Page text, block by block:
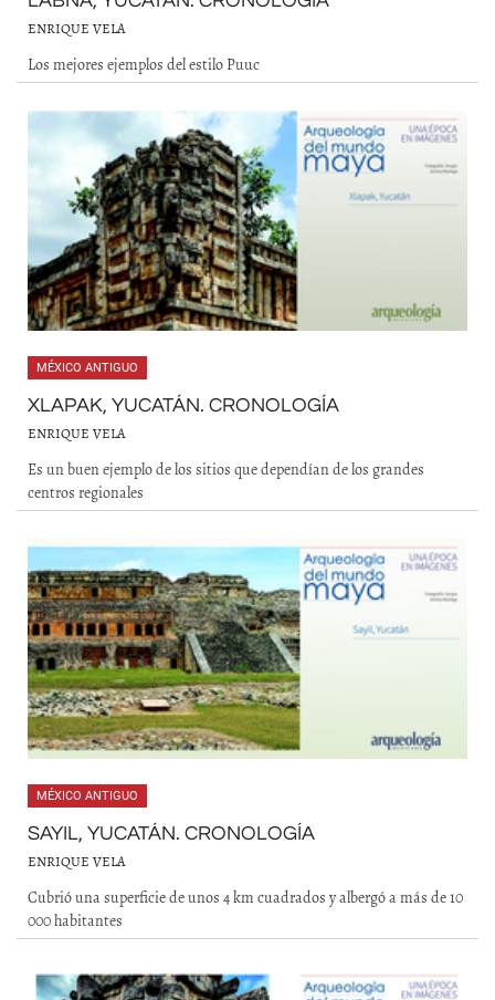
ENRIQUE VELA
Los mejores ejemplos del estilo Puuc
MÉXICO ANTIGUO
XLAPAK, YUCATÁN. CRONOLOGÍA
ENRIQUE VELA
Es un buen ejemplo de los sitios que dependían de los grandes
centros regionales
MÉXICO ANTIGUO
SAYIL, YUCATÁN. CRONOLOGÍA
ENRIQUE VELA
Cubrió una superficie de unos 4 km cuadrados y albergó a más de 10
000 habitantes